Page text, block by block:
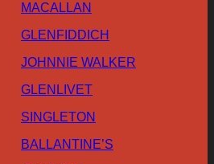
MACALLAN
GLENFIDDICH
JOHNNIE WALKER
GLENLIVET
SINGLETON
BALLANTINE’S